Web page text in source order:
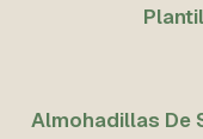
Almohadillas De